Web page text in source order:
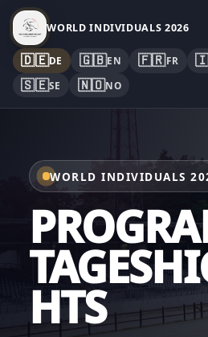
WORLD INDIVIDUALS 2026
🇩🇪DE 🇬🇧EN 🇫🇷FR
🇸🇪SE 🇳🇴NO
WORLD INDIVIDUALS
HTS